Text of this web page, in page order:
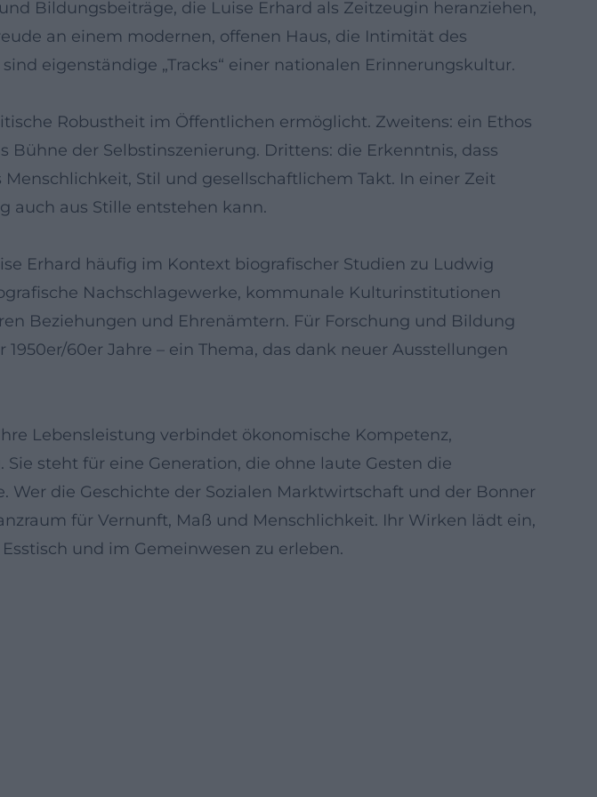
Bildungsbeiträge, die Luise Erhard als Zeitzeugin heranziehen,
an einem modernen, offenen Haus, die Intimität des
eigenständige „Tracks“ einer nationalen Erinnerungskultur.
Robustheit im Öffentlichen ermöglicht. Zweitens: ein Ethos
der Selbstinszenierung. Drittens: die Erkenntnis, dass
Stil und gesellschaftlichem Takt. In einer Zeit
auch aus Stille entstehen kann.
Erhard häufig im Kontext biografischer Studien zu Ludwig
Nachschlagewerke, kommunale Kulturinstitutionen
Beziehungen und Ehrenämtern. Für Forschung und Bildung
60er Jahre – ein Thema, das dank neuer Ausstellungen
Lebensleistung verbindet ökonomische Kompetenz,
steht für eine Generation, die ohne laute Gesten die
die Geschichte der Sozialen Marktwirtschaft und der Bonner
für Vernunft, Maß und Menschlichkeit. Ihr Wirken lädt ein,
und im Gemeinwesen zu erleben.